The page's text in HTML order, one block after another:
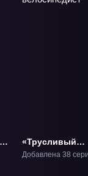
«Трусливый
Добавлена 38